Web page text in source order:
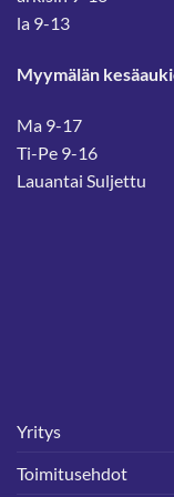
la 9-13
Myymälän
Ma 9-17
Ti-Pe 9-16
Lauantai Suljettu
Yritys
Toimitusehdot